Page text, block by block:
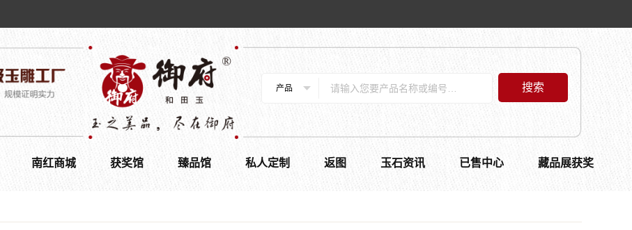
产品 搜索
南红商城 获奖馆 臻品馆 私人定制 返图 玉石资讯 已售中心 藏品展获奖